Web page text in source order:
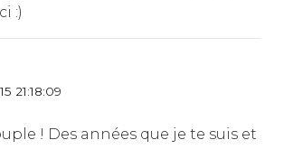
:)
21:18:09
! Des années que je te suis et